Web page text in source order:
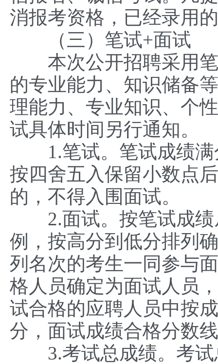
消报考资格，已经录用
（三）笔试+面试
本次公开招聘采用笔
的专业能力、知识储备
理能力、专业知识、个
试具体时间另行通知。
1.笔试。笔试成绩满
按四舍五入保留小数点
的，不得入围面试。
2.面试。按笔试成绩
例，按高分到低分排列
列名次的考生一同参与
格人员确定为面试人员
试合格的应聘人员中按
分，面试成绩合格分数
3.考试总成绩。考试